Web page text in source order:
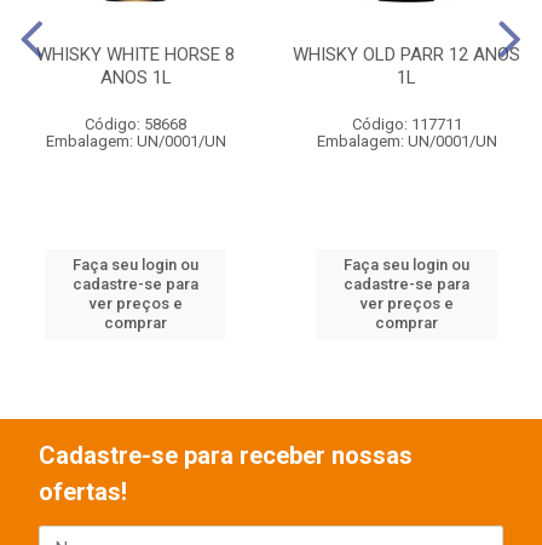
WHISKY WHITE HORSE 8
ANOS 1L
Código: 58668
Embalagem: UN/0001/UN
Faça seu login ou
cadastre-se para
ver preços e
comprar
WHISKY OLD PARR 12 ANOS
1L
Código: 117711
Embalagem: UN/0001/UN
Faça seu login ou
cadastre-se para
ver preços e
comprar
Cadastre-se para receber nossas
ofertas!